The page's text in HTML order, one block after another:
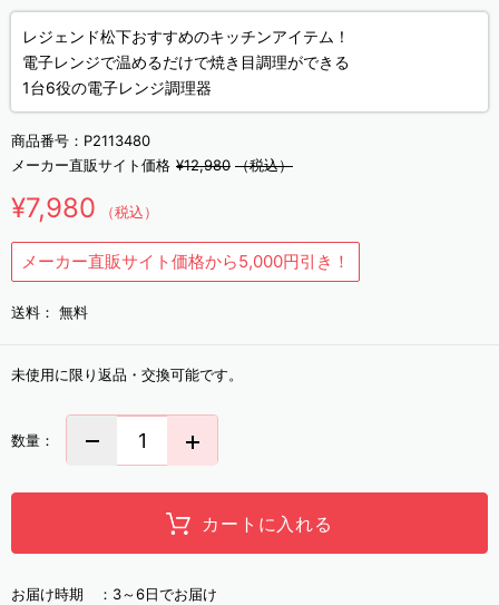
レジェンド松下おすすめのキッチンアイテム！
電子レンジで温めるだけで焼き目調理ができる
1台6役の電子レンジ調理器
商品番号： P2113480
メーカー直販サイト価格 ¥12,980 （税込）
¥7,980 （税込）
メーカー直販サイト価格から5,000円引き！
送料： 無料
未使用に限り返品・交換可能です。
数量：
カートに入れる
お届け時期 ： 3～6日でお届け